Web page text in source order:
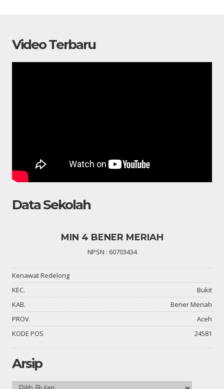
Video Terbaru
Data Sekolah
MIN 4 BENER MERIAH
NPSN : 60703434
Kenawat Redelong
KEC.
Bukit
KAB.
Bener Meriah
PROV.
Aceh
KODE POS
24581
Arsip